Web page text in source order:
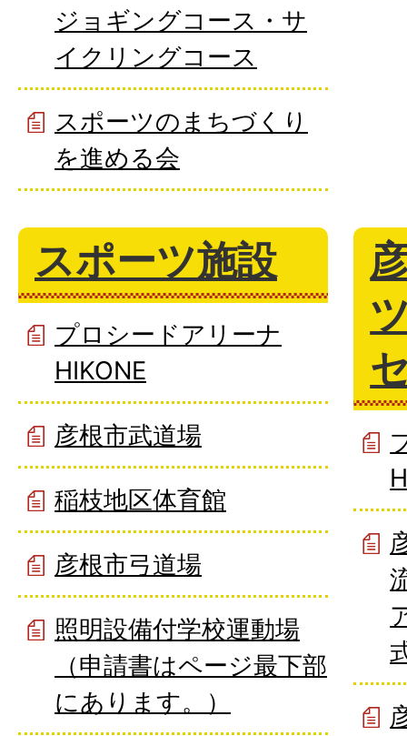
ジョギングコース・サ
イクリングコース
スポーツのまちづくり
を進める会
スポーツ施設
プロシードアリーナ
HIKONE
彦根市武道場
稲枝地区体育館
彦根市弓道場
照明設備付学校運動場
（申請書はページ最下部
にあります。）